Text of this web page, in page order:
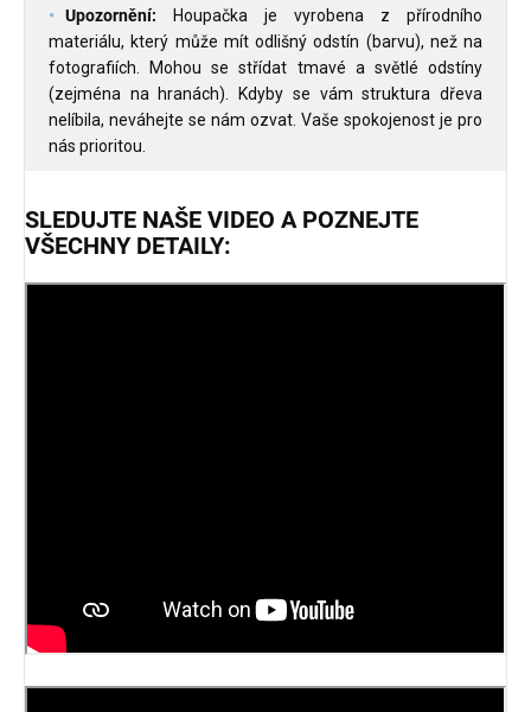
Upozornění: Houpačka je vyrobena z přírodního
materiálu, který může mít odlišný odstín (barvu), než na
fotografiích. Mohou se střídat tmavé a světlé odstíny
(zejména na hranách). Kdyby se vám struktura dřeva
nelíbila, neváhejte se nám ozvat. Vaše spokojenost je pro
nás prioritou.
SLEDUJTE NAŠE VIDEO A POZNEJTE
VŠECHNY DETAILY: